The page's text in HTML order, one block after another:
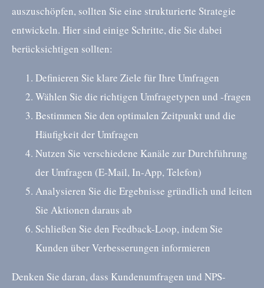
auszuschöpfen, sollten Sie eine strukturierte Strategie
entwickeln. Hier sind einige Schritte, die Sie dabei
berücksichtigen sollten:
Definieren Sie klare Ziele für Ihre Umfragen
Wählen Sie die richtigen Umfragetypen und -fragen
Bestimmen Sie den optimalen Zeitpunkt und die
Häufigkeit der Umfragen
Nutzen Sie verschiedene Kanäle zur Durchführung
der Umfragen (E-Mail, In-App, Telefon)
Analysieren Sie die Ergebnisse gründlich und leiten
Sie Aktionen daraus ab
Schließen Sie den Feedback-Loop, indem Sie
Kunden über Verbesserungen informieren
Denken Sie daran, dass Kundenumfragen und NPS-